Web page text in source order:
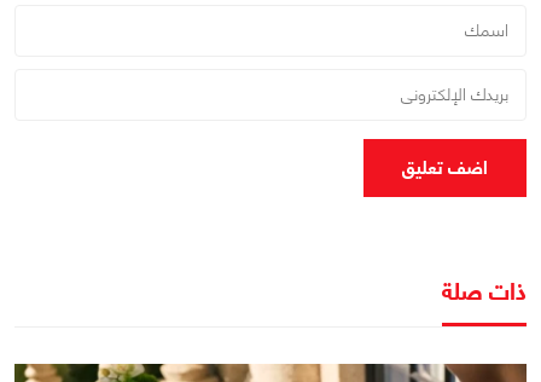
اضف تعليق
ذات صلة